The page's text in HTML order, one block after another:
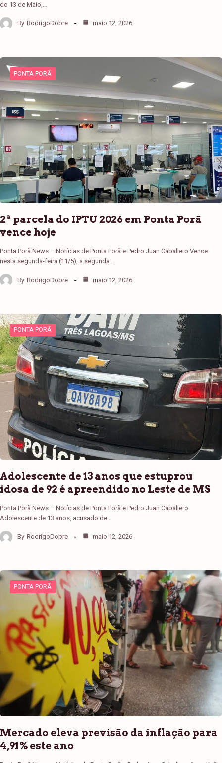
do 13 de Maio,…
By RodrigoDobre maio 12, 2026
PONTA PORÃ
2ª parcela do IPTU 2026 em Ponta Porã
vence hoje
Ponta Porã News – Notícias de Ponta Porã e Pedro Juan Caballero Vence
nesta segunda-feira (11/5), a segunda…
By RodrigoDobre maio 12, 2026
PONTA PORÃ
Adolescente de 13 anos que estuprou
idosa de 92 é apreendido no Leste de MS
Ponta Porã News – Notícias de Ponta Porã e Pedro Juan Caballero
Adolescente de 13 anos, acusado de…
By RodrigoDobre maio 12, 2026
PONTA PORÃ
Mercado eleva previsão da inflação para
4,91% este ano